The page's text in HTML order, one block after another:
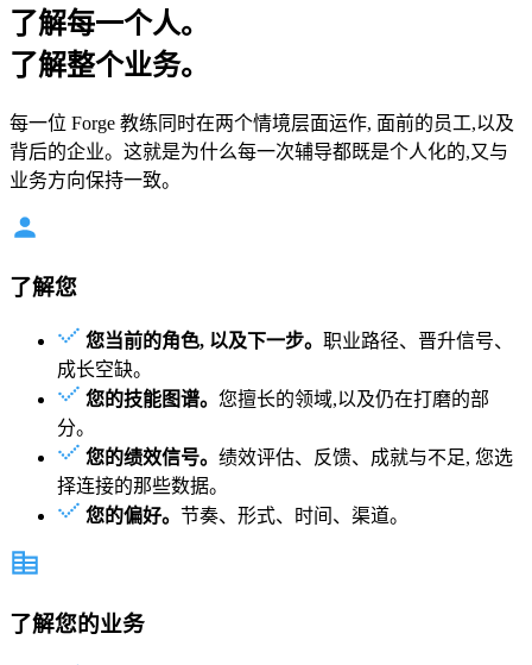
了解每一个人。
了解整个业务。
每一位 Forge 教练同时在两个情境层面运作, 面前的员工,以及
背后的企业。这就是为什么每一次辅导都既是个人化的,又与
业务方向保持一致。
了解您
您当前的角色, 以及下一步。 职业路径、晋升信号、
成长空缺。
您的技能图谱。 您擅长的领域,以及仍在打磨的部
分。
您的绩效信号。 绩效评估、反馈、成就与不足, 您选
择连接的那些数据。
您的偏好。 节奏、形式、时间、渠道。
了解您的业务